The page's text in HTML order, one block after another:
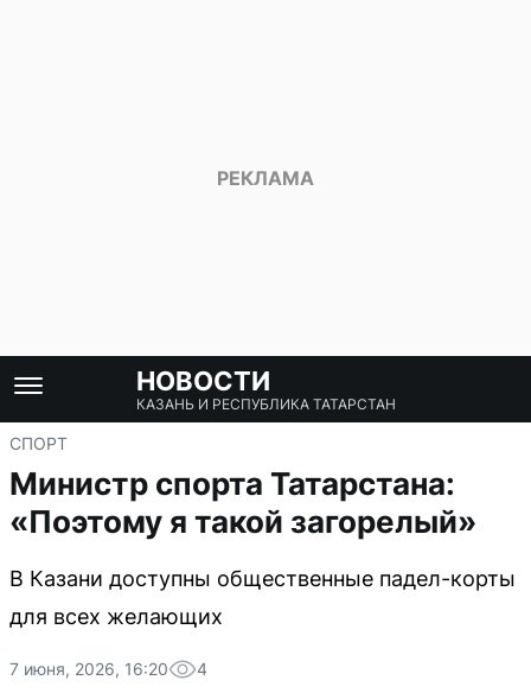
НОВОСТИ
КАЗАНЬ И РЕСПУБЛИКА ТАТАРСТАН
СПОРТ
Министр спорта Татарстана:
«Поэтому я такой загорелый»
В Казани доступны общественные падел-корты
для всех желающих
7 июня, 2026, 16:20 4